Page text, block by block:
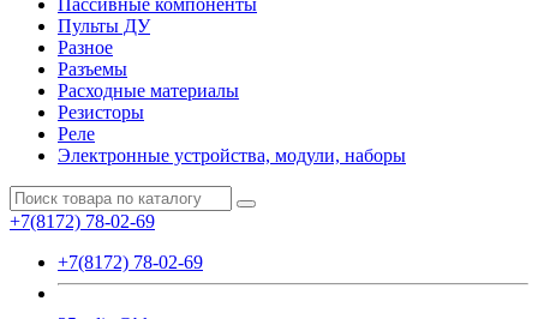
Пассивные компоненты
Пульты ДУ
Разное
Разъемы
Расходные материалы
Резисторы
Реле
Электронные устройства, модули, наборы
+7(8172) 78-02-69
+7(8172) 78-02-69